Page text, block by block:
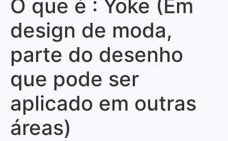
O que é : Yoke (Em
design de moda,
parte do desenho
que pode ser
aplicado em outras
áreas)